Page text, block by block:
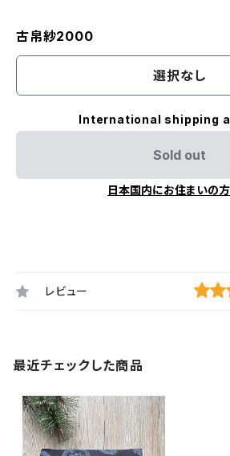
古帛紗2000
選択なし
International shipping
Sold out
日本国内にお住まいの
レビュー
最近チェックした商品